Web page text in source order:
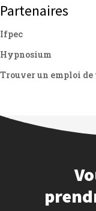
Partenaires
Ifpec
Hypnosium
Trouver un emploi de